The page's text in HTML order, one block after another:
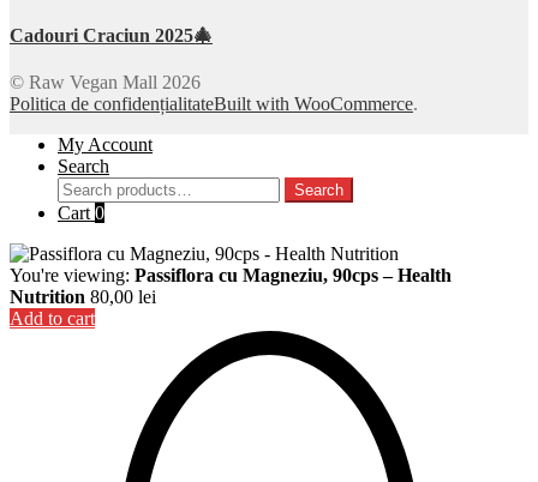
Cadouri Craciun 2025🎄
© Raw Vegan Mall 2026
Politica de confidențialitateBuilt with WooCommerce.
My Account
Search
Search
for:
Search
Cart 0
You're viewing: Passiflora cu Magneziu, 90cps – Health
Nutrition 80,00 lei
Add to cart